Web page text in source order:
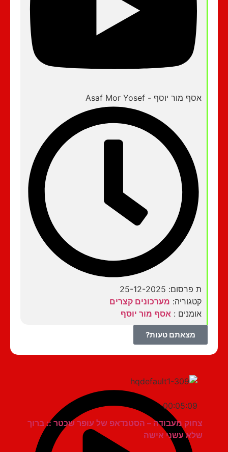
אסף מור יוסף - Asaf Mor Yosef
ת פרסום: 25-12-2025
קטגוריה:מערכונים קצרים
אומנים :אסף מור יוסף
מצאתם טעות?
00:05:09
צחוק מעבודה – הסטנדאפ של עופר שכטר :: ברוך
שלא עשני אישה